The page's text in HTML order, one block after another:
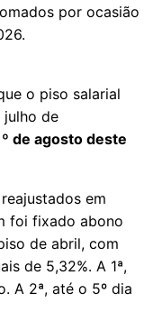
por ocasião
o piso salarial
julho de
de agosto deste
em
foi fixado abono
de abril, com
de 5,32%. A 1ª,
A 2ª, até o 5º dia